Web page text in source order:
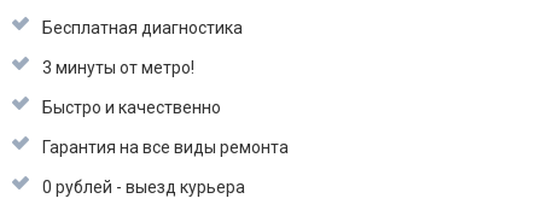
Бесплатная диагностика
3 минуты от метро!
Быстро и качественно
Гарантия на все виды ремонта
0 рублей - выезд курьера